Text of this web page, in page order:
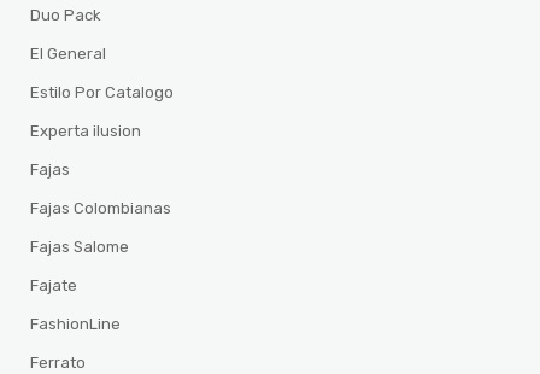
Duo Pack
El General
Estilo Por Catalogo
Experta ilusion
Fajas
Fajas Colombianas
Fajas Salome
Fajate
FashionLine
Ferrato